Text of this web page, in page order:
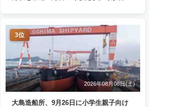
3位
2026年08月08日(土)
大島造船所、9月26日に小学生親子向け